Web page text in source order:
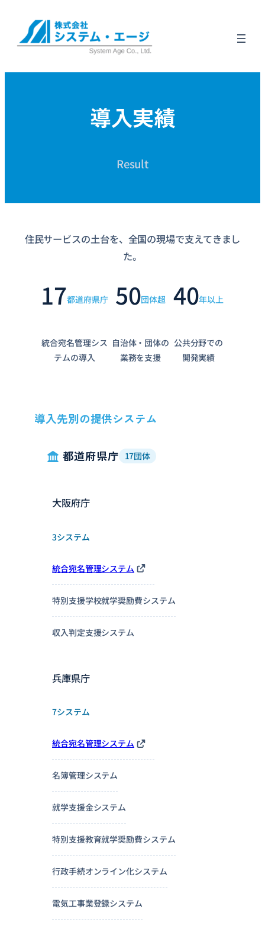
ス
導入実績
Result
住民サービスの土台を、全国の現場で支えてきまし
た。
17都道府県庁
統合宛名管理シス
テムの導入
50団体超
自治体・団体の
業務を支援
40年以上
公共分野での
開発実績
導入先別の提供システム
都道府県庁 17団体
大阪府庁
3システム
統合宛名管理システム
特別支援学校就学奨励費システム
収入判定支援システム
兵庫県庁
7システム
統合宛名管理システム
名簿管理システム
就学支援金システム
特別支援教育就学奨励費システム
行政手続オンライン化システム
電気工事業登録システム